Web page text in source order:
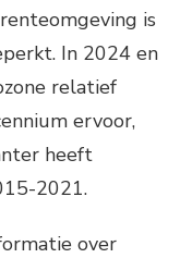
is
In 2024 en
relatief
ervoor,
heeft
2021.
over